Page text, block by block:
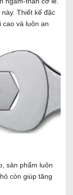
Thiết kế đặc
cao và luôn an
sản phẩm luôn
còn giúp tăng